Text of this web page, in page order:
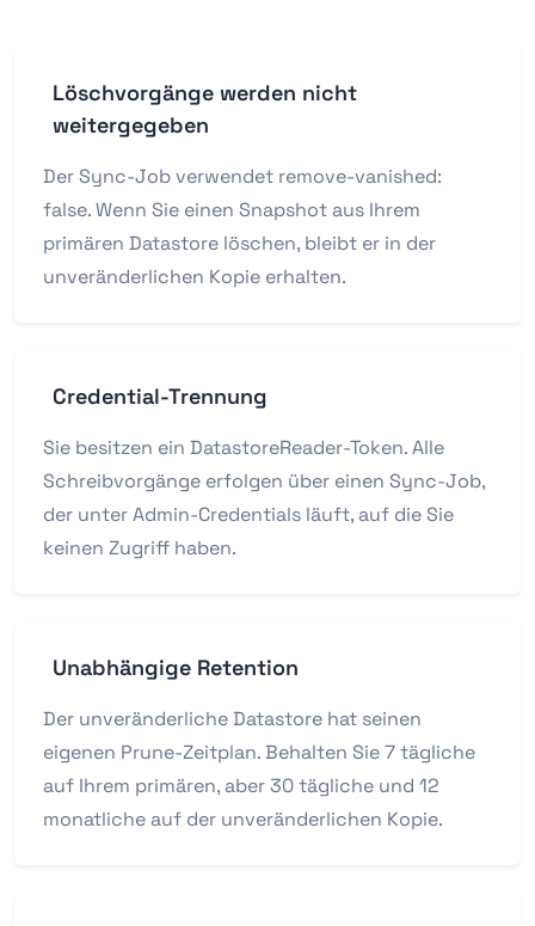
Löschvorgänge werden nicht
weitergegeben
Der Sync-Job verwendet remove-vanished:
false. Wenn Sie einen Snapshot aus Ihrem
primären Datastore löschen, bleibt er in der
unveränderlichen Kopie erhalten.
Credential-Trennung
Sie besitzen ein DatastoreReader-Token. Alle
Schreibvorgänge erfolgen über einen Sync-Job,
der unter Admin-Credentials läuft, auf die Sie
keinen Zugriff haben.
Unabhängige Retention
Der unveränderliche Datastore hat seinen
eigenen Prune-Zeitplan. Behalten Sie 7 tägliche
auf Ihrem primären, aber 30 tägliche und 12
monatliche auf der unveränderlichen Kopie.